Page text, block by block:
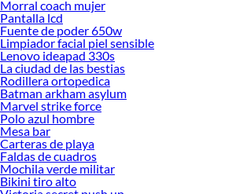
Morral coach mujer
Pantalla lcd
Fuente de poder 650w
Limpiador facial piel sensible
Lenovo ideapad 330s
La ciudad de las bestias
Rodillera ortopedica
Batman arkham asylum
Marvel strike force
Polo azul hombre
Mesa bar
Carteras de playa
Faldas de cuadros
Mochila verde militar
Bikini tiro alto